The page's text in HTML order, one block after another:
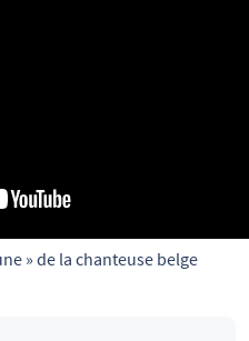
» de la chanteuse belge